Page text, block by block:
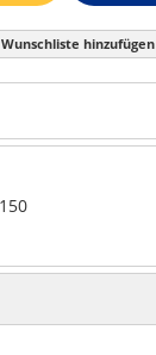
hinzufügen